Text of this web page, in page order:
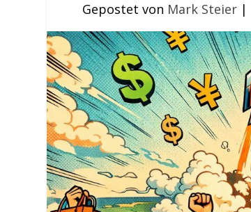
Gepostet von Mark Steier |